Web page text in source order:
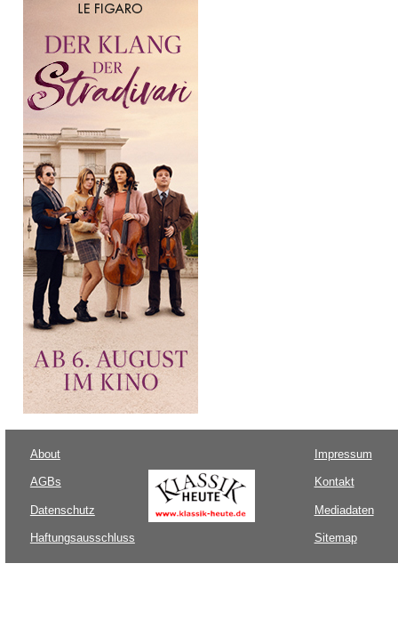
About
AGBs
Datenschutz
Haftungsausschluss
Impressum
Kontakt
Mediadaten
Sitemap